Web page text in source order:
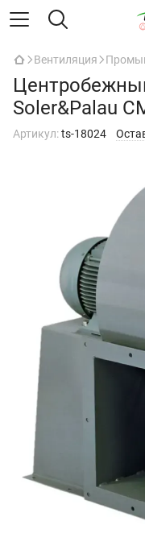
Вентиляция
Soler&Palau
Артикул:ts-18024